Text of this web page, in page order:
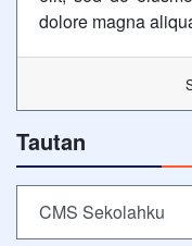
dolore magna
Tautan
CMS Sekolahku